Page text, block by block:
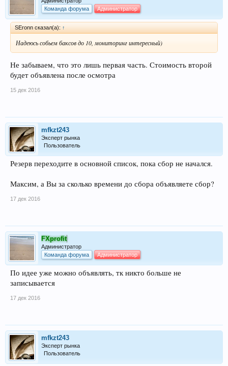
Команда форума
Администратор
SEronn сказал(а): ↑
Надеюсь собьем баксов до 10, мониторинг интересный)
Не забываем, что это лишь первая часть. Стоимость второй
будет объявлена после осмотра
15 дек 2016
mfkzt243
Эксперт рынка
Пользователь
Резерв переходите в основной список, пока сбор не начался.
Максим, а Вы за сколько времени до сбора объявляете сбор?
17 дек 2016
FXprofit
Администратор
Команда форума
Администратор
По идее уже можно объявлять, тк никто больше не
записывается
17 дек 2016
mfkzt243
Эксперт рынка
Пользователь